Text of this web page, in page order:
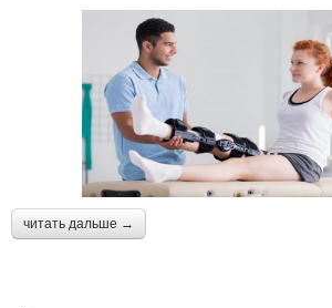
читать дальше →